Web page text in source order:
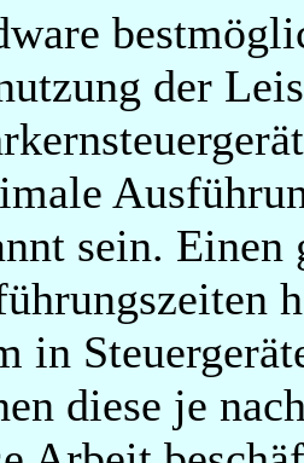
der
sein.
in
diese je